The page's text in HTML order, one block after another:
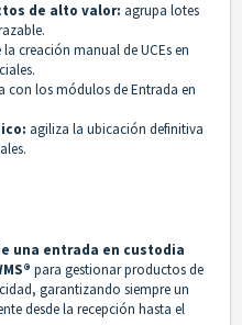
de alto valor: agrupa lotes
creación manual de UCEs en
con los módulos de Entrada en
agiliza la ubicación definitiva
una entrada en custodia
para gestionar productos de
garantizando siempre un
desde la recepción hasta el